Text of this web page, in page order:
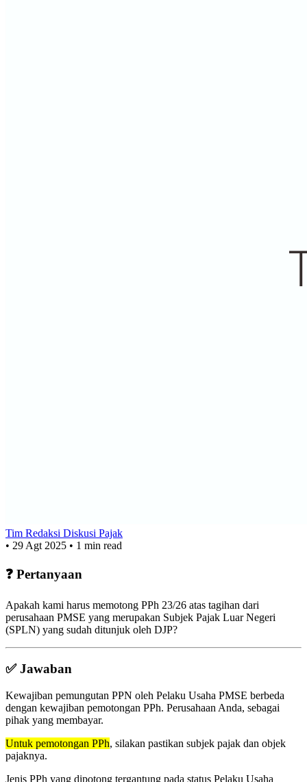
Tim Redaksi Diskusi Pajak
• 29 Agt 2025 • 1 min read
❓ Pertanyaan
Apakah kami harus memotong PPh 23/26 atas tagihan dari
perusahaan PMSE yang merupakan Subjek Pajak Luar Negeri
(SPLN) yang sudah ditunjuk oleh DJP?
✅ Jawaban
Kewajiban pemungutan PPN oleh Pelaku Usaha PMSE berbeda
dengan kewajiban pemotongan PPh. Perusahaan Anda, sebagai
pihak yang membayar.
Untuk pemotongan PPh, silakan pastikan subjek pajak dan objek
pajaknya.
Jenis PPh yang dipotong tergantung pada status Pelaku Usaha